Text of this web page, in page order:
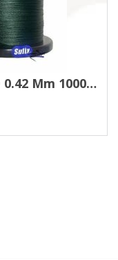
TRECCIATO E-REEL SUFIX Ø 0.42 Mm 1000MTt.